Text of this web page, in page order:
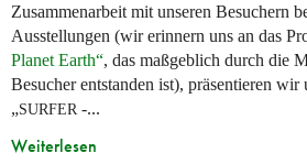
Zusammenarbeit mit unseren Besuchern
Ausstellungen (wir erinnern uns an das
Planet Earth“, das maßgeblich durch die
Besucher entstanden ist), präsentieren wir
„SURFER -...
Weiterlesen